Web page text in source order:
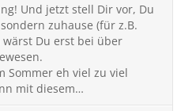
Und jetzt stell Dir vor, Du
zuhause (für z.B.
Du erst bei über
Sommer eh viel zu viel
mit diesem…